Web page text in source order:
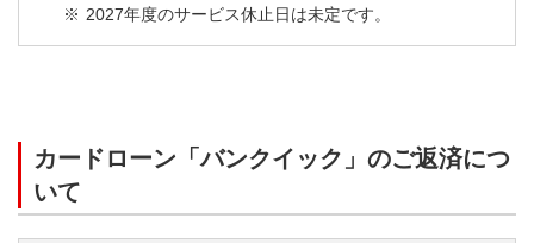
2027年度のサービス休止日は未定です。
カードローン「バンクイック」のご返済につ
いて